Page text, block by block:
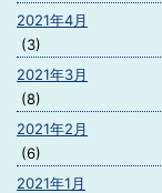
2021年4月
(3)
2021年3月
(8)
2021年2月
(6)
2021年1月